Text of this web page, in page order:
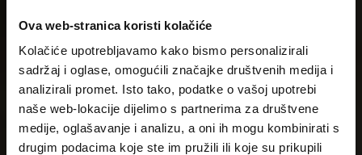
Ova web-stranica koristi kolačiće
Kolačiće upotrebljavamo kako bismo personalizirali
sadržaj i oglase, omogućili značajke društvenih medija i
analizirali promet. Isto tako, podatke o vašoj upotrebi
naše web-lokacije dijelimo s partnerima za društvene
medije, oglašavanje i analizu, a oni ih mogu kombinirati s
drugim podacima koje ste im pružili ili koje su prikupili